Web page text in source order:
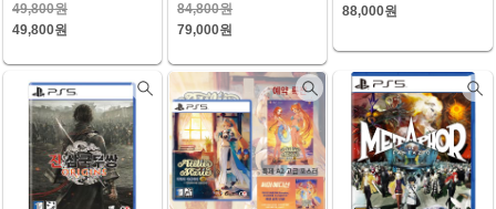
49,800원
49,800원
84,800원
79,000원
88,000원